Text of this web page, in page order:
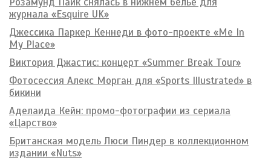
журнала «Esquire UK»
Джессика Паркер Кеннеди в фото-проекте «Me In
My Place»
Виктория Джастис: концерт «Summer Break Tour»
Фотосессия Алекс Морган для «Sports Illustrated» в
бикини
Аделаида Кейн: промо-фотографии из сериала
«Царство»
Британская модель Люси Пиндер в коллекционном
издании «Nuts»